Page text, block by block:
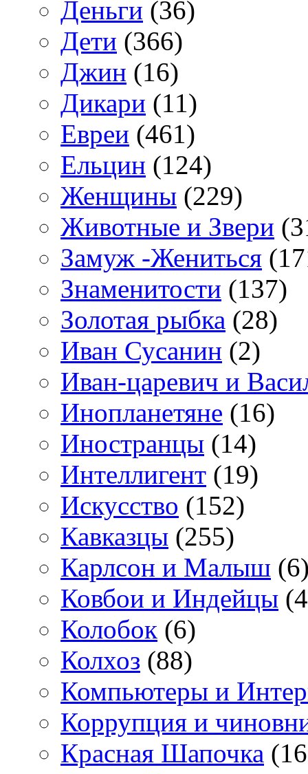
Деньги (36)
Дети (366)
Джин (16)
Дикари (11)
Евреи (461)
Ельцин (124)
Женщины (229)
Животные и Звери
Замуж -Жениться
Знаменитости (137)
Золотая рыбка (28)
Иван Сусанин (2)
Иван-царевич и
Инопланетяне (16)
Иностранцы (14)
Интеллигент (19)
Искусство (152)
Кавказцы (255)
Карлсон и Малыш
Ковбои и Индейцы
Колобок (6)
Колхоз (88)
Компьютеры и
Коррупция и
Красная Шапочка